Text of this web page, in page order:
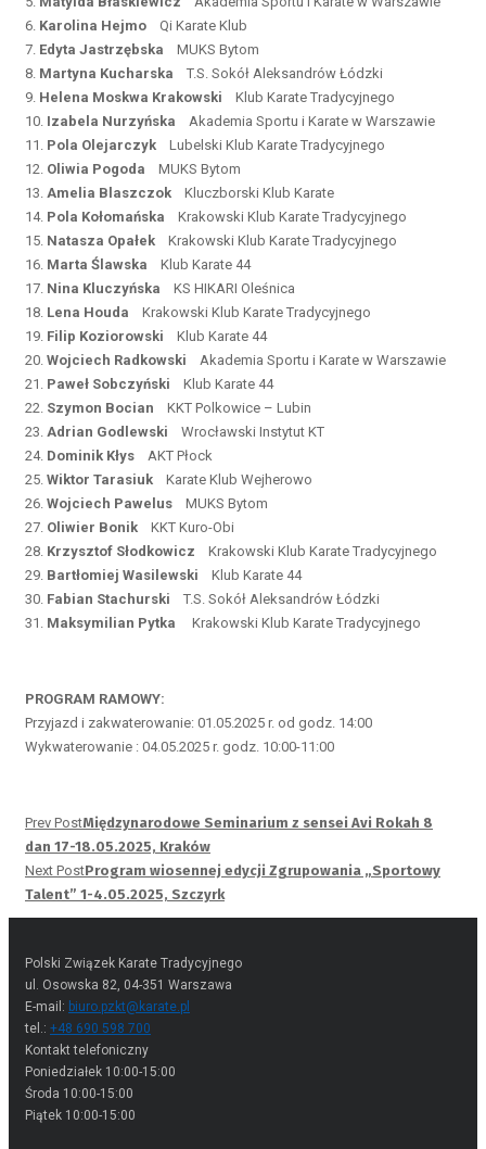
6. Karolina Hejmo
Qi Karate Klub
7. Edyta Jastrzębska MUKS Bytom
8. Martyna Kucharska
T.S. Sokół Aleksandrów Łódzki
9. Helena Moskwa Krakowski
Klub Karate Tradycyjnego
10. Izabela Nurzyńska
Akademia Sportu i Karate w Warszawie
11. Pola Olejarczyk
Lubelski Klub Karate Tradycyjnego
12. Oliwia Pogoda MUKS Bytom
13. Amelia Blaszczok Kluczborski Klub Karate
14. Pola Kołomańska Krakowski Klub Karate Tradycyjnego
15. Natasza Opałek Krakowski Klub Karate Tradycyjnego
16. Marta Ślawska Klub Karate 44
17. Nina Kluczyńska
KS HIKARI Oleśnica
18. Lena Houda Krakowski Klub Karate Tradycyjnego
19. Filip Koziorowski
Klub Karate 44
20. Wojciech Radkowski
Akademia Sportu i Karate w Warszawie
21. Paweł Sobczyński Klub Karate 44
22. Szymon Bocian
KKT Polkowice – Lubin
23. Adrian Godlewski Wrocławski Instytut KT
24. Dominik Kłys AKT Płock
25. Wiktor Tarasiuk Karate Klub Wejherowo
26. Wojciech Pawelus
MUKS Bytom
27. Oliwier Bonik
KKT Kuro-Obi
28. Krzysztof Słodkowicz Krakowski Klub Karate Tradycyjnego
29. Bartłomiej Wasilewski
Klub Karate 44
30. Fabian Stachurski
T.S. Sokół Aleksandrów Łódzki
31. Maksymilian Pytka Krakowski Klub Karate Tradycyjnego
PROGRAM RAMOWY:
Przyjazd i zakwaterowanie: 01.05.2025 r. od godz. 14:00
Wykwaterowanie : 04.05.2025 r. godz. 10:00-11:00
Prev PostMiędzynarodowe Seminarium z sensei Avi Rokah 8
dan 17-18.05.2025, Kraków
Next PostProgram wiosennej edycji Zgrupowania „Sportowy
Talent” 1-4.05.2025, Szczyrk
Polski Związek Karate Tradycyjnego
ul. Osowska 82, 04-351 Warszawa
E-mail: biuro.pzkt@karate.pl
tel.: +48 690 598 700
Kontakt telefoniczny
Poniedziałek 10:00-15:00
Środa 10:00-15:00
Piątek 10:00-15:00